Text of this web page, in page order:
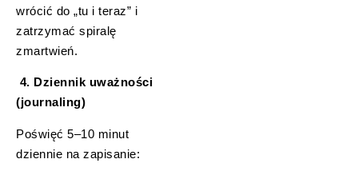
wrócić do „tu i teraz” i
zatrzymać spiralę
zmartwień.
4. Dziennik uważności
(journaling)
Poświęć 5–10 minut
dziennie na zapisanie: